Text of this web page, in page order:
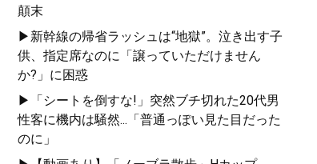
顛末
▶新幹線の帰省ラッシュは“地獄”。泣き出す子
供、指定席なのに「譲っていただけません
か?」に困惑
▶「シートを倒すな!」突然ブチ切れた20代男
性客に機内は騒然...「普通っぽい見た目だった
のに」